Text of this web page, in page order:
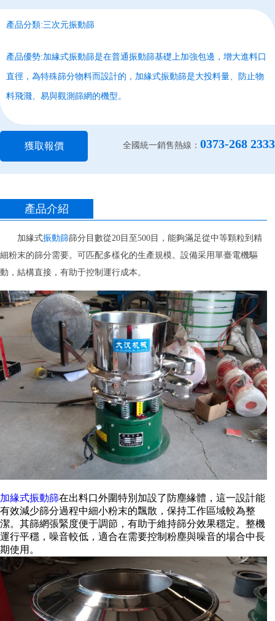
產品分類:三次元振動篩
產品優勢:加緣式振動篩是在普通振動篩基礎上加強包邊，增大進料口
直徑，為特殊篩分物料而設計的，加緣式振動篩是大投料量、防止物
料飛濺、易與觀測篩網的機型。
全國統一銷售熱線： 0373-268 2333
獲取報價
產品介紹
加緣式振動篩篩分目數從20目至500目，能夠滿足從中等顆粒到精
細粉末的篩分需要。可匹配多樣化的生產規模。設備采用單臺電機驅
動，結構直接，有助于控制運行成本。
加緣式振動篩在出料口外圍特別加設了防塵緣體，這一設計能
有效減少篩分過程中細小粉末的飄散，保持工作區域較為整
潔。其篩網張緊度便于調節，有助于維持篩分效果穩定。整機
運行平穩，噪音較低，適合在需要控制粉塵與噪音的場合中長
期使用。